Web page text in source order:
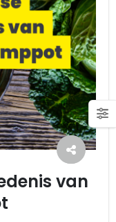
van